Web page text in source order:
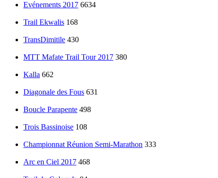
Evénements 2017 6634
Trail Ekwalis 168
TransDimitile 430
MTT Mafate Trail Tour 2017 380
Kalla 662
Diagonale des Fous 631
Boucle Parapente 498
Trois Bassinoise 108
Championnat Réunion Semi-Marathon 333
Arc en Ciel 2017 468